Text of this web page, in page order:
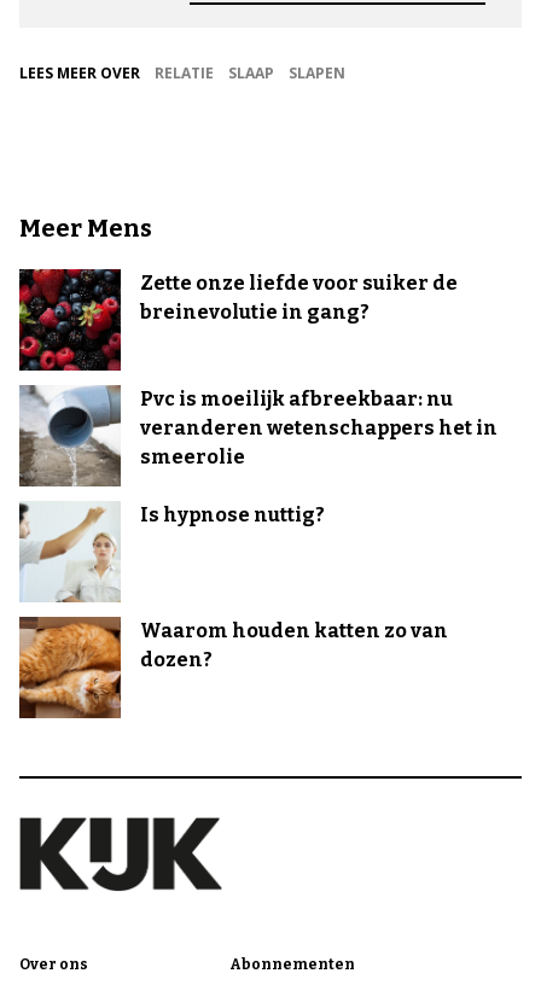
LEES MEER OVER RELATIE SLAAP SLAPEN
Meer Mens
Zette onze liefde voor suiker de
breinevolutie in gang?
Pvc is moeilijk afbreekbaar: nu
veranderen wetenschappers het in
smeerolie
Is hypnose nuttig?
Waarom houden katten zo van
dozen?
Over ons Abonnementen